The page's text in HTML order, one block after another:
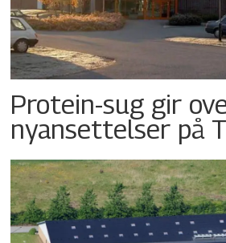
Protein-sug gir
nyansettelser på